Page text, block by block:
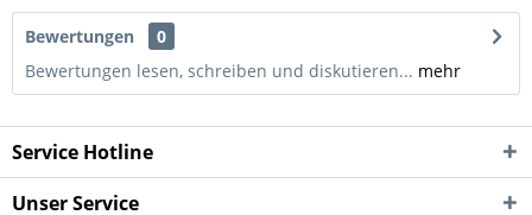
Bewertungen
0
Bewertungen lesen, schreiben und diskutieren... mehr
Service Hotline
Unser Service